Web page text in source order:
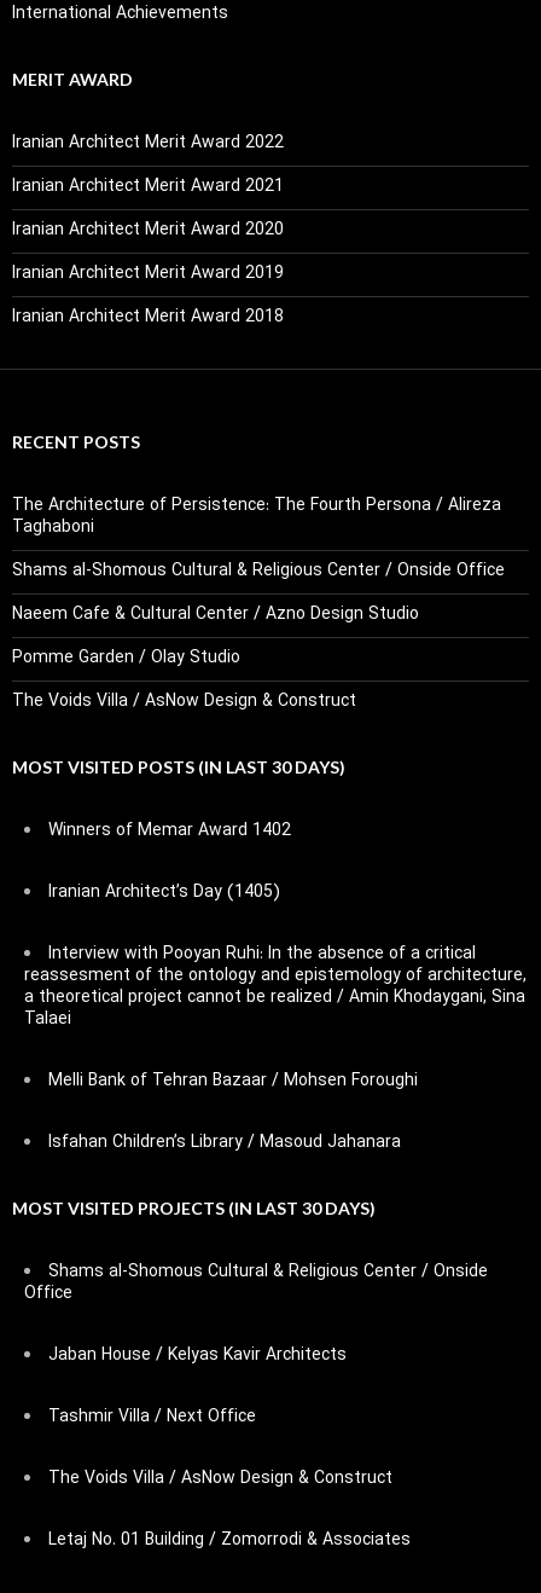
International Achievements
MERIT AWARD
Iranian Architect Merit Award 2022
Iranian Architect Merit Award 2021
Iranian Architect Merit Award 2020
Iranian Architect Merit Award 2019
Iranian Architect Merit Award 2018
RECENT POSTS
The Architecture of Persistence: The Fourth Persona / Alireza
Taghaboni
Shams al-Shomous Cultural & Religious Center / Onside Office
Naeem Cafe & Cultural Center / Azno Design Studio
Pomme Garden / Olay Studio
The Voids Villa / AsNow Design & Construct
MOST VISITED POSTS (IN LAST 30 DAYS)
Winners of Memar Award 1402
Iranian Architect’s Day (1405)
Interview with Pooyan Ruhi: In the absence of a critical
reassesment of the ontology and epistemology of architecture,
a theoretical project cannot be realized / Amin Khodaygani, Sina
Talaei
Melli Bank of Tehran Bazaar / Mohsen Foroughi
Isfahan Children’s Library / Masoud Jahanara
MOST VISITED PROJECTS (IN LAST 30 DAYS)
Shams al-Shomous Cultural & Religious Center / Onside
Office
Jaban House / Kelyas Kavir Architects
Tashmir Villa / Next Office
The Voids Villa / AsNow Design & Construct
Letaj No. 01 Building / Zomorrodi & Associates